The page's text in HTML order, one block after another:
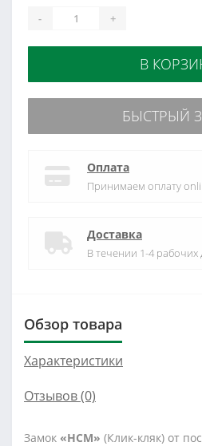
- +
В
БЫСТРЫЙ
Оплата
Принимаем оплату
Доставка
В течении 1-4 рабочих
Обзор товара
Характеристики
Отзывов (0)
Замок «НСМ» (Клик-кляк) от